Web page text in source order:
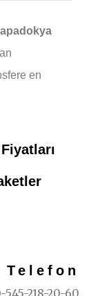
en
Telefon